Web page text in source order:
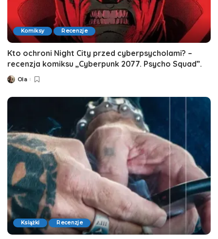
Komiksy Recenzje
Kto ochroni Night City przed cyberpsycholami? –
recenzja komiksu „Cyberpunk 2077. Psycho Squad”.
Posted
Ola
Książki Recenzje